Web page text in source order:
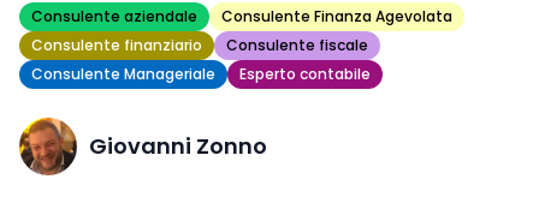
Consulente aziendale
Consulente Finanza Agevolata
Consulente finanziario
Consulente fiscale
Consulente Manageriale
Esperto contabile
Giovanni Zonno